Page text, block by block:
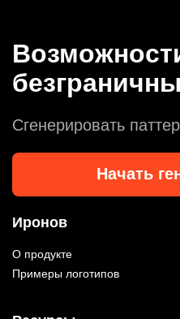
безграничны
Сгенерировать
Начать
Иронов
О продукте
Примеры логотипов